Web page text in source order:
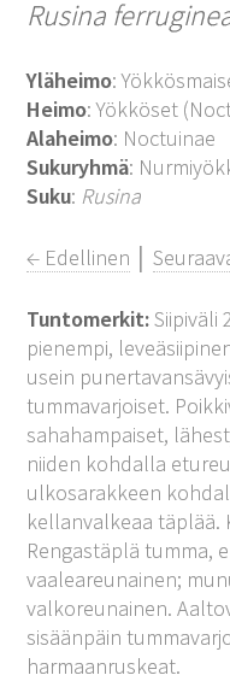
Rusina
Yläheimo:
Heimo: Yökköset
Alaheimo: Noctuinae
Sukuryhmä:
Suku: Rusina
← Edellinen │
Tuntomerkit:Siipiväli
pienempi,
usein
tummavarjoiset.
sahahampaiset,
niiden kohdalla
ulkosarakkeen
kellanvalkeaa täplää.
Rengastäplä tumma,
vaaleareunainen;
valkoreunainen.
sisäänpäin
harmaanruskeat.